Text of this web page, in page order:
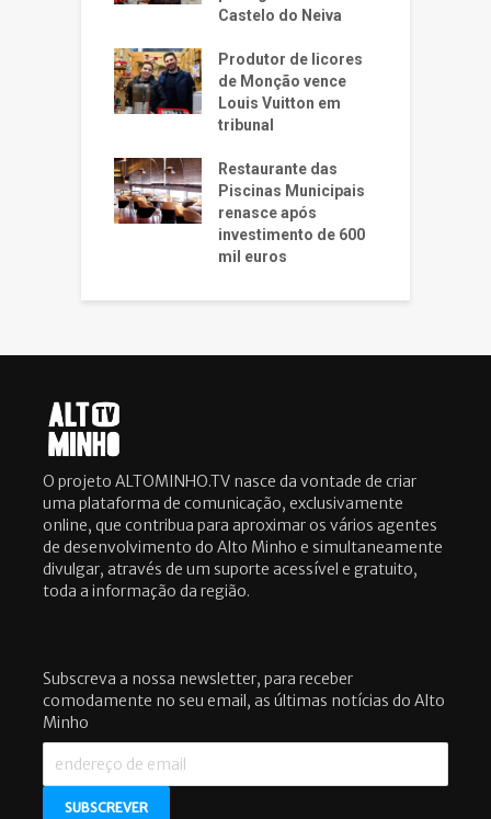
Castelo do Neiva
Produtor de licores
de Monção vence
Louis Vuitton em
tribunal
Restaurante das
Piscinas Municipais
renasce após
investimento de 600
mil euros
O projeto ALTOMINHO.TV nasce da vontade de criar
uma plataforma de comunicação, exclusivamente
online, que contribua para aproximar os vários agentes
de desenvolvimento do Alto Minho e simultaneamente
divulgar, através de um suporte acessível e gratuito,
toda a informação da região.
Subscreva a nossa newsletter, para receber
comodamente no seu email, as últimas notícias do Alto
Minho